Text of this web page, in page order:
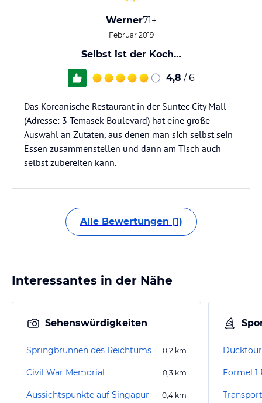
Werner71+
Februar 2019
Selbst ist der Koch…
4,8 / 6
Das Koreanische Restaurant in der Suntec City Mall
(Adresse: 3 Temasek Boulevard) hat eine große
Auswahl an Zutaten, aus denen man sich selbst sein
Essen zusammenstellen und dann am Tisch auch
selbst zubereiten kann.
Alle Bewertungen (1)
Interessantes in der Nähe
Sehenswürdigkeiten
Springbrunnen des Reichtums 0,2 km
Civil War Memorial 0,3 km
Aussichtspunkte auf Singapur 0,4 km
Formel 1
Transport